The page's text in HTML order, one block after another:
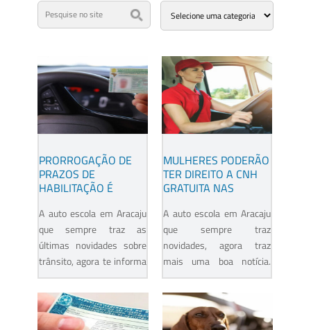
PRORROGAÇÃO DE
PRAZOS DE
HABILITAÇÃO É
PAÍS, BENEFICIANDO
MILHARES DE
CANDIDATOS
A auto escola em Aracaju
que sempre traz as
últimas novidades sobre
trânsito, agora te informa
sobre a prorrogação, que
anteriormente aplicável
apenas à algumas...
MULHERES PODERÃO
TER DIREITO A CNH
GRATUITA NAS
A auto escola em Aracaju
que sempre traz
novidades, agora traz
mais uma boa notícia.
Dispor sobre a criação do
Programa “Elas nas
estradas” cujo objetivo é
a...